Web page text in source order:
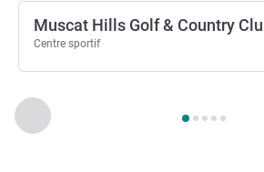
Précédent - Art , culture &
Page , Art , culture &
Muscat Hills Golf & Country
Centre sportif